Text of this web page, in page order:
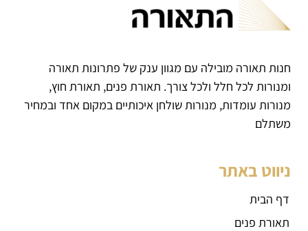
חנות תאורה מובילה עם מגוון ענק של פתרונות תאורה
ומנורות לכל חלל ולכל צורך. תאורת פנים, תאורת חוץ,
מנורות עומדות, מנורות שולחן איכותיים במקום אחד ובמחיר
משתלם
ניווט באתר
דף הבית
תאורת פנים